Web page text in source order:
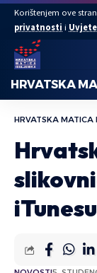
Korištenjem ove
privatnosti i
HRVATSKA
HRVATSKA MATICA
iTunesu